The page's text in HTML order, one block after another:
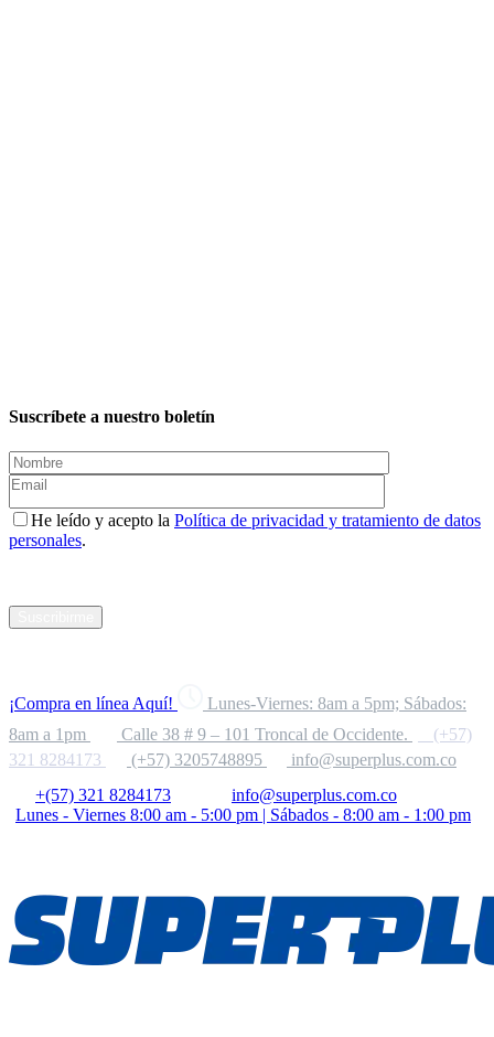
Suscríbete a nuestro boletín
He leído y acepto la Política de privacidad y tratamiento de datos
personales.
¡Compra en línea Aquí!
Lunes-Viernes: 8am a 5pm; Sábados:
8am a 1pm
Calle 38 # 9 – 101 Troncal de Occidente.
(+57)
321 8284173
(+57) 3205748895
info@superplus.com.co
+(57) 321 8284173
info@superplus.com.co
Lunes - Viernes 8:00 am - 5:00 pm | Sábados - 8:00 am - 1:00 pm